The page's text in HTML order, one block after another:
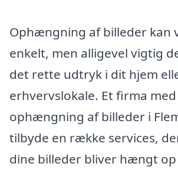
Ophængning af billeder kan
enkelt, men alligevel vigtig
det rette udtryk i dit hjem
erhvervslokale. Et firma med
ophængning af billeder i
tilbyde en række services,
dine billeder bliver hængt op